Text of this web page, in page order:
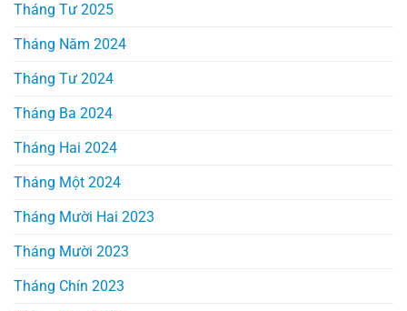
Tháng Tư 2025
Tháng Năm 2024
Tháng Tư 2024
Tháng Ba 2024
Tháng Hai 2024
Tháng Một 2024
Tháng Mười Hai 2023
Tháng Mười 2023
Tháng Chín 2023